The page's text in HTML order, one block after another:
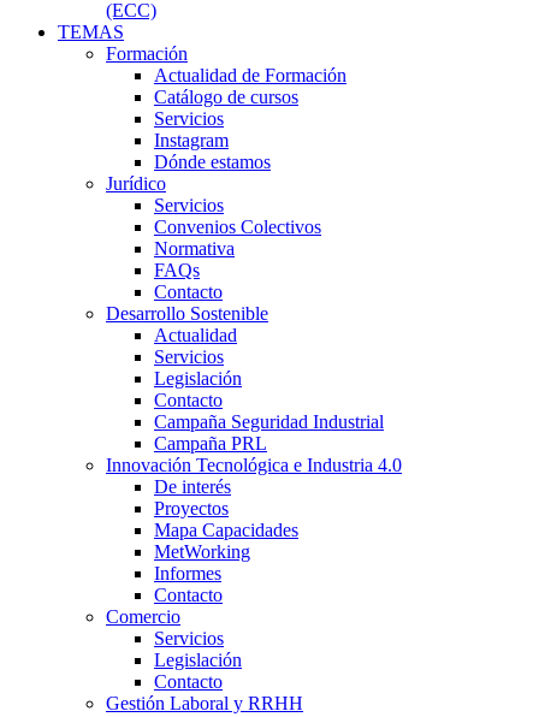
(ECC)
TEMAS
Formación
Actualidad de Formación
Catálogo de cursos
Servicios
Instagram
Dónde estamos
Jurídico
Servicios
Convenios Colectivos
Normativa
FAQs
Contacto
Desarrollo Sostenible
Actualidad
Servicios
Legislación
Contacto
Campaña Seguridad Industrial
Campaña PRL
Innovación Tecnológica e Industria 4.0
De interés
Proyectos
Mapa Capacidades
MetWorking
Informes
Contacto
Comercio
Servicios
Legislación
Contacto
Gestión Laboral y RRHH